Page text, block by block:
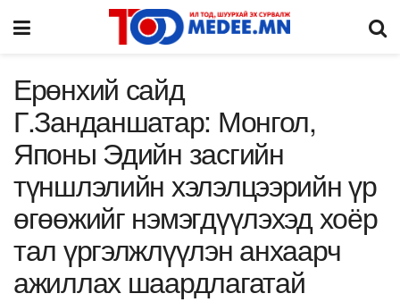
Ерөнхий сайд
Г.Занданшатар: Монгол,
Японы Эдийн засгийн
түншлэлийн хэлэлцээрийн үр
өгөөжийг нэмэгдүүлэхэд хоёр
тал үргэлжлүүлэн анхаарч
ажиллах шаардлагатай